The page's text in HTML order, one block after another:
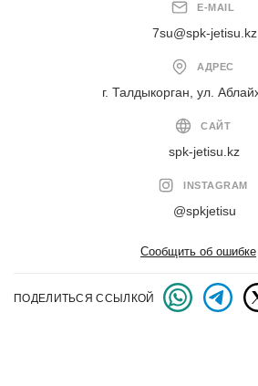
E-MAIL
7su@spk-jetisu.kz
АДРЕС
г. Талдыкорган, ул.
САЙТ
spk-jetisu.kz
INSTAGRAM
@spkjetisu
Сообщить об ошибке
ПОДЕЛИТЬСЯ ССЫЛКОЙ